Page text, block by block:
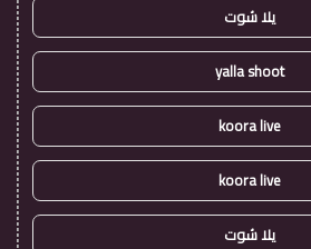
يلا شوت
yalla shoot
koora live
koora live
يلا شوت